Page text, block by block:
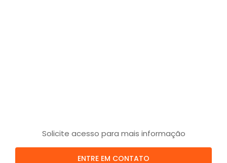
Solicite acesso para mais informação
ENTRE EM CONTATO